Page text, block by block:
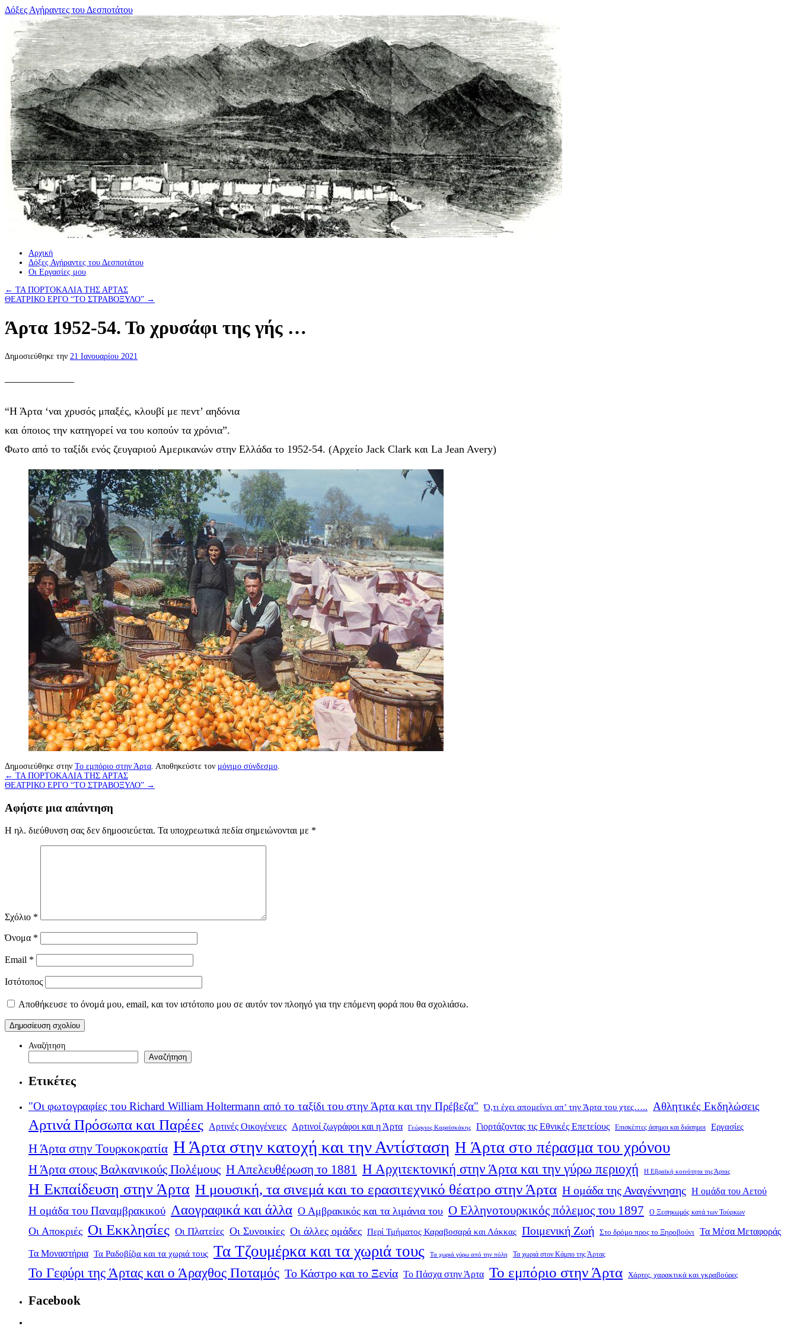
Μετάβαση
περιεχόμενο
Δόξες Αγήραντες του Δεσποτάτου
Αρχική
Δόξες Αγήραντες του Δεσποτάτου
Οι Eργασίες μου
← ΤΑ ΠΟΡΤΟΚΑΛΙΑ ΤΗΣ ΑΡΤΑΣ
ΘΕΑΤΡΙΚΟ ΕΡΓΟ “ΤΟ ΣΤΡΑΒΟΞΥΛΟ” →
Άρτα 1952-54. Το χρυσάφι της γής …
Δημοσιεύθηκε την 21 Ιανουαρίου 2021
——————–
“Η Άρτα ‘ναι χρυσός μπαξές, κλουβί με πεντ’ αηδόνια
και όποιος την κατηγορεί να του κοπούν τα χρόνια”.
Φωτο από το ταξίδι ενός ζευγαριού Αμερικανών στην Ελλάδα το 1952-54. (Αρχείο Jack Clark και La Jean Avery)
Δημοσιεύθηκε στην Το εμπόριο στην Άρτα . Αποθηκεύστε τον μόνιμο σύνδεσμο
← ΤΑ ΠΟΡΤΟΚΑΛΙΑ ΤΗΣ ΑΡΤΑΣ
ΘΕΑΤΡΙΚΟ ΕΡΓΟ “ΤΟ ΣΤΡΑΒΟΞΥΛΟ” →
Αφήστε μια απάντηση
Η ηλ. διεύθυνση σας δεν δημοσιεύεται. Τα υποχρεωτικά πεδία σημειώνονται με *
Σχόλιο *
Όνομα *
Email *
Ιστότοπος
Αποθήκευσε το όνομά μου, email, και τον ιστότοπο μου σε αυτόν τον πλοηγό για την επόμενη φορά που θα σχολιάσω.
Αναζήτηση
Αναζήτηση
Ετικέτες
"Οι φωτογραφίες του Richard William Holtermann από το ταξίδι του στην Άρτα και την Πρέβεζα" Ό,τι έχει απομείνει απ’ την Άρτα του χτες….. Αθλητικές Εκδηλώσεις
Αρτινά Πρόσωπα και Παρέες Αρτινές Οικογένειες Αρτινοί ζωγράφοι και η Άρτα Γεώργιος Καραϊσκάκης Γιορτάζοντας τις Εθνικές Επετείους Επισκέπτες άσημοι και διάσημοι Εργασίες
Η Άρτα στην Τουρκοκρατία Η Άρτα στην κατοχή και την Αντίσταση Η Άρτα στο πέρασμα του χρόνου
Η Άρτα στους Βαλκανικούς Πολέμους Η Απελευθέρωση το 1881 Η Αρχιτεκτονική στην Άρτα και την γύρω περιοχή Η Εβραϊκή κοινότητα της Άρτας
Η Εκπαίδευση στην Άρτα Η μουσική, τα σινεμά και το ερασιτεχνικό θέατρο στην Άρτα Η ομάδα της Αναγέννησης Η ομάδα του Αετού
Η ομάδα του Παναμβρακικού Λαογραφικά και άλλα Ο Αμβρακικός και τα λιμάνια του Ο Ελληνοτουρκικός πόλεμος του 1897 Ο Ξεσηκωμός κατά των Τούρκων
Οι Αποκριές Οι Εκκλησίες Οι Πλατείες Οι Συνοικίες Οι άλλες ομάδες Περί Τμήματος Καραβοσαρά και Λάκκας Ποιμενική Ζωή Στο δρόμο προς το Ξηροβούνι Τα Μέσα Μεταφοράς
Τα Μοναστήρια Τα Ραδοβίζια και τα χωριά τους Τα Τζουμέρκα και τα χωριά τους Τα χωριά γύρω από την πόλη Τα χωριά στον Κάμπο της Άρτας
Το Γεφύρι της Άρτας και ο Άραχθος Ποταμός Το Κάστρο και το Ξενία Το Πάσχα στην Άρτα Το εμπόριο στην Άρτα Χάρτες, χαρακτικά και γκραβούρες
Facebook